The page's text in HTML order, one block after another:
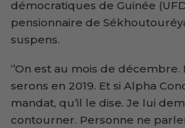
démocratiques de Guinée
pensionnaire de
suspens.
‘’On est au mois de
serons en 2019. Et si Alpha
mandat, qu’il le dise. Je lui
contourner. Personne ne